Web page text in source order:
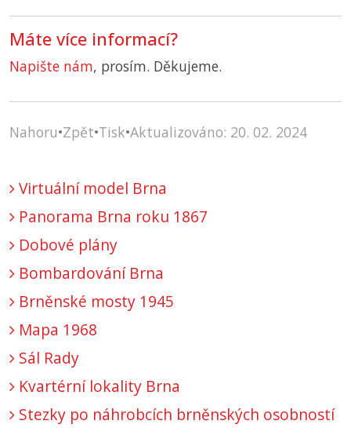
Máte více informací?
Napište nám, prosím. Děkujeme.
Nahoru•Zpět•Tisk•Aktualizováno: 20. 02. 2024
Virtuální model Brna
Panorama Brna roku 1867
Dobové plány
Bombardování Brna
Brněnské mosty 1945
Mapa 1968
Sál Rady
Kvartérní lokality Brna
Stezky po náhrobcích brněnských osobností